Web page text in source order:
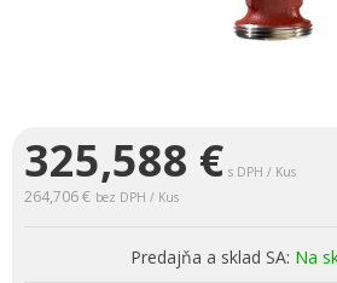
325,588 € s DPH / Kus
264,706 € bez DPH / Kus
Predajňa a sklad SA: Na